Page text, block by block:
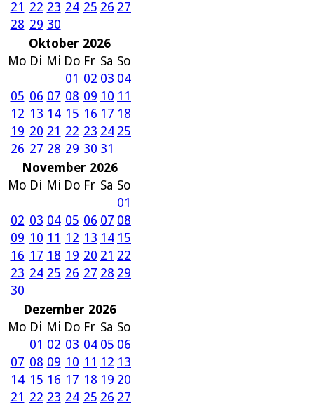
21 22 23 24 25 26 27
28 29 30
Oktober 2026
Mo Di Mi Do Fr Sa So
01 02 03 04
05 06 07 08 09 10 11
12 13 14 15 16 17 18
19 20 21 22 23 24 25
26 27 28 29 30 31
November 2026
Mo Di Mi Do Fr Sa So
01
02 03 04 05 06 07 08
09 10 11 12 13 14 15
16 17 18 19 20 21 22
23 24 25 26 27 28 29
30
Dezember 2026
Mo Di Mi Do Fr Sa So
01 02 03 04 05 06
07 08 09 10 11 12 13
14 15 16 17 18 19 20
21 22 23 24 25 26 27